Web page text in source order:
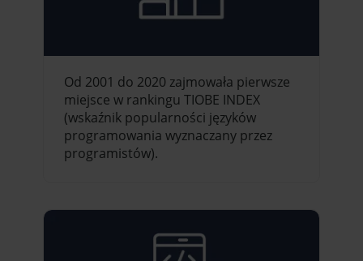
Od 2001 do 2020 zajmowała pierwsze
miejsce w rankingu TIOBE INDEX
(wskaźnik popularności języków
programowania wyznaczany przez
programistów).